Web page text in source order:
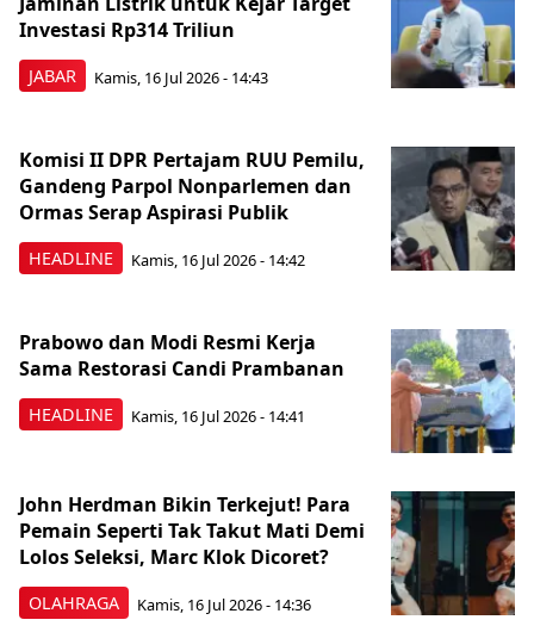
JABAR
Investasi Rp314 Triliun
Kamis, 16 Jul 2026 - 14:43
HEADLINE
Komisi II DPR Pertajam RUU Pemilu,
Gandeng Parpol Nonparlemen dan
Ormas Serap Aspirasi Publik
Kamis, 16 Jul 2026 - 14:42
HEADLINE
Prabowo dan Modi Resmi Kerja
Sama Restorasi Candi Prambanan
Kamis, 16 Jul 2026 - 14:41
OLAHRAGA
John Herdman Bikin Terkejut! Para
Pemain Seperti Tak Takut Mati Demi
Lolos Seleksi, Marc Klok Dicoret?
Kamis, 16 Jul 2026 - 14:36